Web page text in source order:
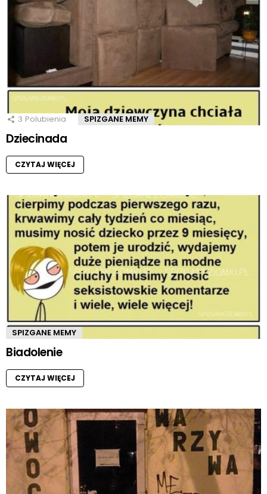
3 Polubienia SPIZGANE MEMY
Dziecinada
CZYTAJ WIĘCEJ
SPIZGANE MEMY
Biadolenie
CZYTAJ WIĘCEJ